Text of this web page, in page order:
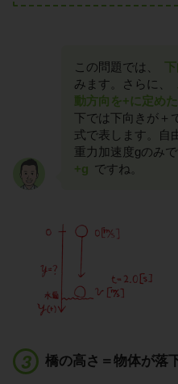
この問題では、
みます。さらに、
動方向を+に定め
下では下向きが＋
式で表します。自
重力加速度gのみ
+g ですね。
橋の高さ＝物体が落